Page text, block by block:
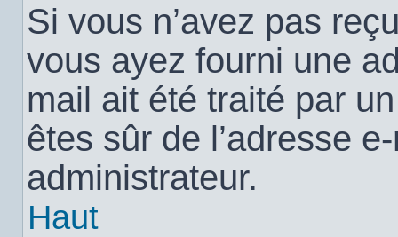
Si vous n’avez pas
vous ayez fourni une
mail ait été traité par
êtes sûr de l’adresse
administrateur.
Haut